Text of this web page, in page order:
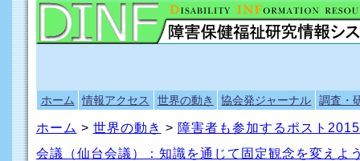
ホーム 情報アクセス 世界の動き 協会発ジャーナル 調査・
ホーム > 世界の動き > 障害者も参加するポスト
会議（仙台会議）：知識を通じて固定観念を変え